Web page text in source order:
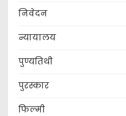
निवेदन
न्यायालय
पुण्यतिथी
पुरस्कार
फिल्मी